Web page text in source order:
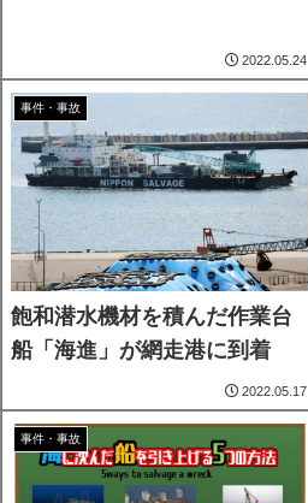
2022.05.24
事件・事故
飽和潜水機材を積んだ作業台
船「海進」が網走港に到着
2022.05.17
事件・事故